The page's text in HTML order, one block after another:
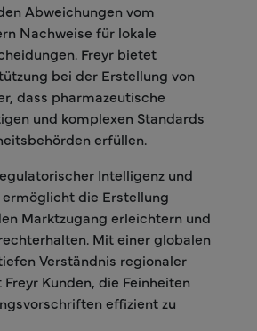
Abweichungen vom
Nachweise für lokale
Freyr bietet
bei der Erstellung von
dass pharmazeutische
und komplexen Standards
erfüllen.
Intelligenz und
die Erstellung
Marktzugang erleichtern und
Mit einer globalen
Verständnis regionaler
Kunden, die Feinheiten
effizient zu